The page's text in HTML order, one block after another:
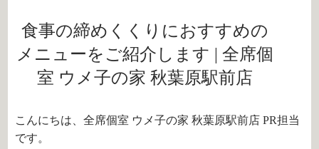
食事の締めくくりにおすすめの
メニューをご紹介します | 全席個
室 ウメ子の家 秋葉原駅前店
こんにちは、全席個室 ウメ子の家 秋葉原駅前店 PR担当
です。